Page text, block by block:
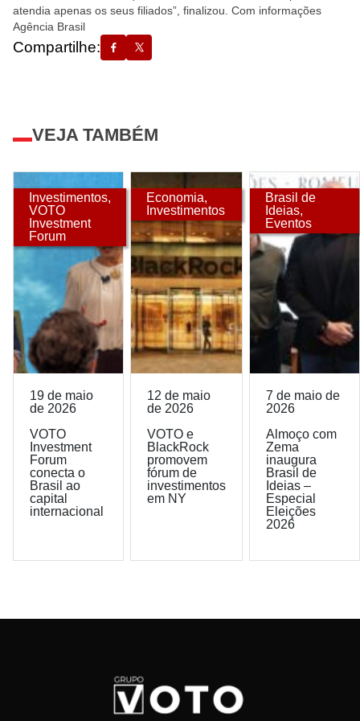
atendia apenas os seus filiados”, finalizou. Com informações
Agência Brasil
Compartilhe:
VEJA TAMBÉM
Investimentos,
VOTO
Investment
Forum
19 de maio
de 2026
VOTO
Investment
Forum
conecta o
Brasil ao
capital
internacional
Economia,
Investimentos
12 de maio
de 2026
VOTO e
BlackRock
promovem
fórum de
investimentos
em NY
Brasil de
Ideias,
Eventos
7 de maio de
2026
Almoço com
Zema
inaugura
Brasil de
Ideias –
Especial
Eleições
2026